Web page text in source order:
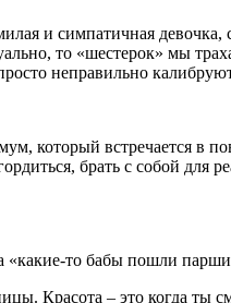
и симпатичная
то «шестерок» мы
неправильно
который встречается
брать с собой
«какие-то бабы пошли
Красота – это когда